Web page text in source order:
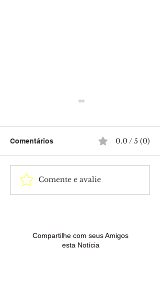
Isabella Arantes
desabafa após perda do
Comentários 0.0 / 5 (0)
Comente e avalie
Compartilhe com seus Amigos
esta Notícia